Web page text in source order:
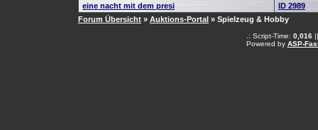
eine nacht mit dem presi
ID 2989
Forum Übersicht » Auktions-Portal » Spielzeug & Hobby
.: Script-Time: 0,016||
Powered by ASP-